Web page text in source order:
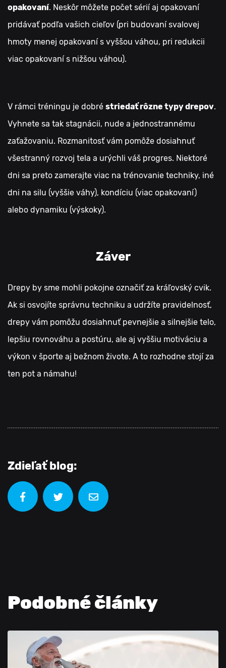
opakovaní. Neskôr môžete počet sérií aj opakovaní
pridávať podľa vašich cieľov (pri budovaní svalovej
hmoty menej opakovaní s vyššou váhou, pri redukcii
viac opakovaní s nižšou váhou).
V rámci tréningu je dobré striedať rôzne typy drepov.
Vyhnete sa tak stagnácii, nude a jednostrannému
zaťažovaniu. Rozmanitosť vám pomôže dosiahnuť
všestranný rozvoj tela a urýchli váš progres. Niektoré
dni sa preto zamerajte viac na trénovanie techniky, iné
dni na silu (vyššie váhy), kondíciu (viac opakovaní)
alebo dynamiku (výskoky).
Záver
Drepy by sme mohli pokojne označiť za kráľovský cvik.
Ak si osvojíte správnu techniku a udržíte pravidelnosť,
drepy vám pomôžu dosiahnuť pevnejšie a silnejšie telo,
lepšiu rovnováhu a postúru, ale aj vyššiu motiváciu a
výkon v športe aj bežnom živote. A to rozhodne stojí za
ten pot a námahu!
Zdieľať blog:
Podobné články